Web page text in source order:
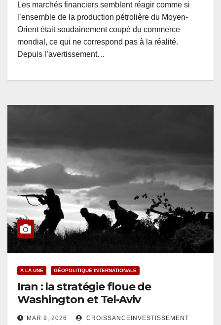
Les marchés financiers semblent réagir comme si
l’ensemble de la production pétrolière du Moyen-
Orient était soudainement coupé du commerce
mondial, ce qui ne correspond pas à la réalité.
Depuis l’avertissement…
A LA UNE GÉOPOLITIQUE INTERNATIONALE
Iran : la stratégie floue de
Washington et Tel-Aviv
MAR 9, 2026 CROISSANCEINVESTISSEMENT